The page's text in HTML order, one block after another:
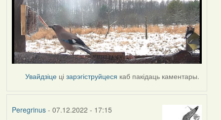
Увайдзіце цізарэгіструйцеся каб пакідаць каментары.
Peregrinus- 07.12.2022 - 17:15